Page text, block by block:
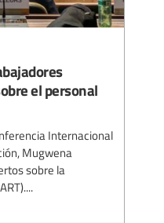
el personal
Internacional
Mugwena
sobre la